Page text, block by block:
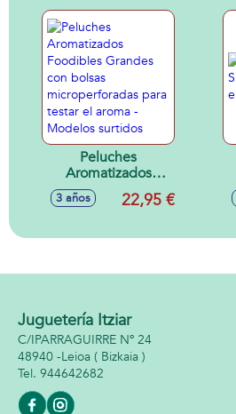
Peluches
Aromatizados
Foodibles Grandes
con bolsas
para testar el aroma
3 años 22,95 €
Juguetería Itziar
C/IPARRAGUIRRE Nº 24
48940 -Leioa ( Bizkaia )
944642682